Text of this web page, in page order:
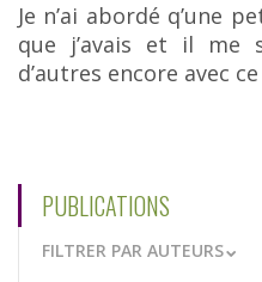
Je n’ai abordé q’une
que j’avais et il me
d’autres encore avec
PUBLICATIONS
FILTRER PAR AUTEURS